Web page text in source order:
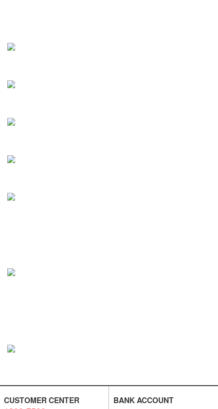
CUSTOMER CENTER BANK ACCOUNT